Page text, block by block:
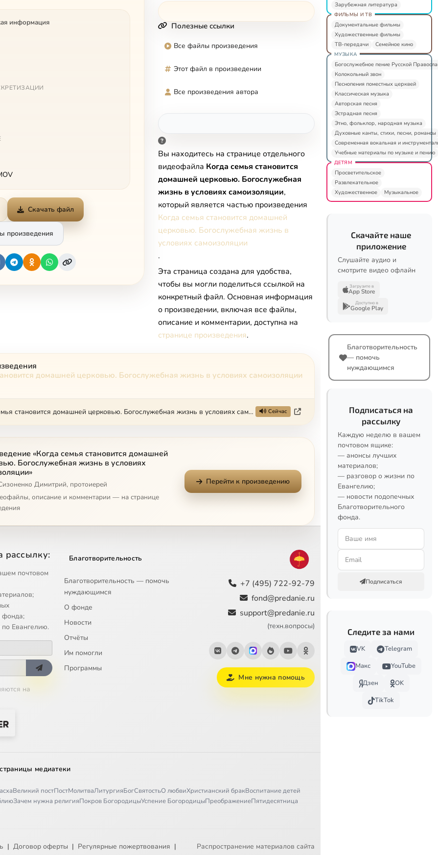
информация
Скачать файл
произведения
Полезные ссылки
Все файлы произведения
Этот файл в произведении
Все произведения автора
Вы находитесь на странице отдельного
видеофайла Когда семья становится
домашней церковью. Богослужебная
жизнь в условиях самоизоляции,
который является частью произведения
Когда семья становится домашней
церковью. Богослужебная жизнь в
условиях самоизоляции
.
Эта страница создана для удобства,
чтобы вы могли поделиться ссылкой на
конкретный файл. Основная информация
о произведении, включая все файлы,
описание и комментарии, доступна на
странице произведения.
домашней церковью. Богослужебная жизнь в условиях самоизоляции
Когда семья становится домашней церковью. Богослужебная жизнь в условиях самоизоляции Сейчас
«Когда семья становится домашней
Богослужебная жизнь в условиях
Димитрий, протоиерей
описание и комментарии — на странице
Перейти к произведению
рассылку:
почтовом
фонда;
Евангелию.
на
Благотворительность
Благотворительность — помочь
нуждающимся
О фонде
Новости
Отчёты
Им помогли
Программы
+7 (495) 722-92-79
fond@predanie.ru
support@predanie.ru
(техн.вопросы)
Мне нужна помощь
медиатеки
Великий постПостМолитваЛитургияБогСвятостьО любвиХристианский бракВоспитание детей
Зачем нужна религияПокров БогородицыУспение БогородицыПреображениеПятидесятница
| Договор оферты | Регулярные пожертвования |
Распространение материалов сайта
Зарубежная литература
ФИЛЬМЫ И ТВ
Документальные фильмы
Художественные фильмы
ТВ-передачи
Семейное кино
МУЗЫКА
Богослужебное пение Русской
Колокольный звон
Песнопения поместных церквей
Классическая музыка
Авторская песня
Эстрадная песня
Этно, фольклор, народная музыка
Духовные канты, стихи, песни, романсы
Современная вокальная и
Учебные материалы по музыке и пению
ДЕТЯМ
Просветительское
Развлекательное
Художественное
Музыкальное
Скачайте наше
приложение
Слушайте аудио и
смотрите видео офлайн
Загрузите в
App Store
Доступно в
Google Play
Благотворительность
— помочь
нуждающимся
Подписаться на
рассылку
Каждую неделю в вашем
почтовом ящике:
— анонсы лучших
материалов;
— разговор о жизни по
Евангелию;
— новости подопечных
Благотворительного
фонда.
Подписаться
Следите за нами
VK
Telegram
Макс
YouTube
Дзен
OK
TikTok